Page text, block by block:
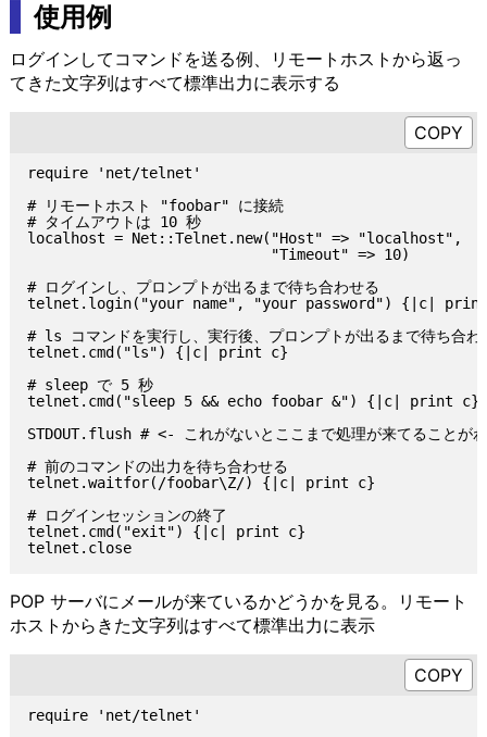
使用例
ログインしてコマンドを送る例、リモートホストから返っ
てきた文字列はすべて標準出力に表示する
require 'net/telnet'
# リモートホスト "foobar" に接続
# タイムアウトは 10 秒
localhost = Net::Telnet.new("Host" => "localhost",
                            "Timeout" => 10)
# ログインし、プロンプトが出るまで待ち合わせる
telnet.login("your name", "your password") {|c|
# ls コマンドを実行し、実行後、プロンプトが出るまで待ち合わ
telnet.cmd("ls") {|c| print c}
# sleep で 5 秒
telnet.cmd("sleep 5 && echo foobar &") {|c| print c}
STDOUT.flush # <- これがないとここまで処理が来てることが
# 前のコマンドの出力を待ち合わせる
telnet.waitfor(/foobar\Z/) {|c| print c}
# ログインセッションの終了
telnet.cmd("exit") {|c| print c}
telnet.close
POP サーバにメールが来ているかどうかを見る。リモート
ホストからきた文字列はすべて標準出力に表示
require 'net/telnet'